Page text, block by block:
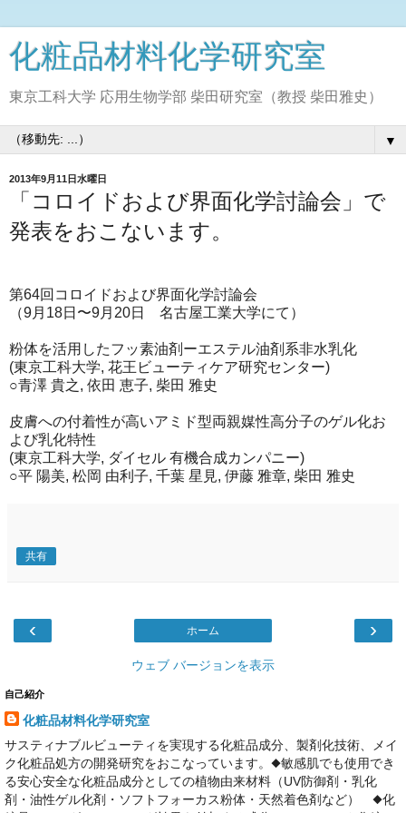
化粧品材料化学研究室
東京工科大学 応用生物学部 柴田研究室（教授 柴田雅史）
▼
2013年9月11日水曜日
「コロイドおよび界面化学討論会」で
発表をおこないます。
第64回コロイドおよび界面化学討論会
（9月18日〜9月20日 名古屋工業大学にて）
粉体を活用したフッ素油剤ーエステル油剤系非水乳化
(東京工科大学, 花王ビューティケア研究センター)
○青澤 貴之, 依田 恵子, 柴田 雅史
皮膚への付着性が高いアミド型両親媒性高分子のゲル化お
よび乳化特性
(東京工科大学, ダイセル 有機合成カンパニー)
○平 陽美, 松岡 由利子, 千葉 星見, 伊藤 雅章, 柴田 雅史
共有
‹ ›
ホーム
ウェブ バージョンを表示
自己紹介
化粧品材料化学研究室
サスティナブルビューティを実現する化粧品成分、製剤化技術、メイ
ク化粧品処方の開発研究をおこなっています。◆敏感肌でも使用でき
る安心安全な化粧品成分としての植物由来材料（UV防御剤・乳化
剤・油性ゲル化剤・ソフトフォーカス粉体・天然着色剤など） ◆化